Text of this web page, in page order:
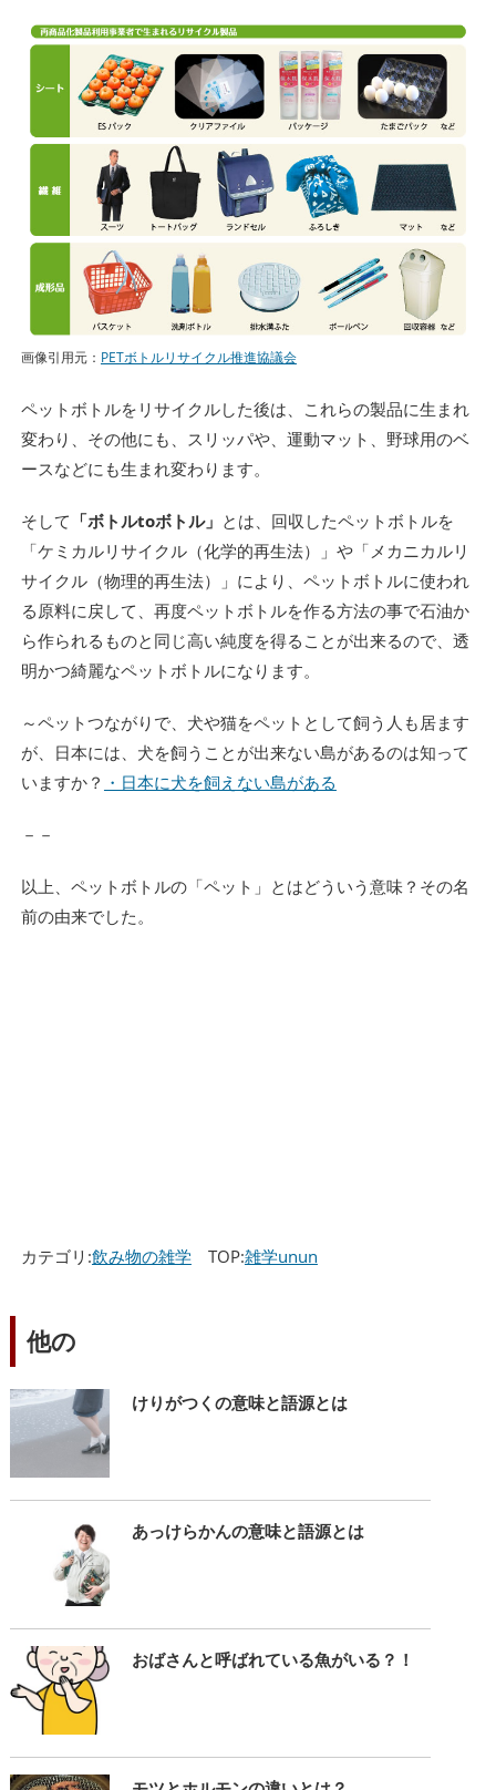
画像引用元： PETボトルリサイクル推進協議会
ペットボトルをリサイクルした後は、これらの製品に生まれ
変わり、その他にも、スリッパや、運動マット、野球用のベ
ースなどにも生まれ変わります。
そして 「ボトルtoボトル」 とは、回収したペットボトルを
「ケミカルリサイクル（化学的再生法）」や「メカニカルリ
サイクル（物理的再生法）」により、ペットボトルに使われ
る原料に戻して、再度ペットボトルを作る方法の事で石油か
ら作られるものと同じ高い純度を得ることが出来るので、透
明かつ綺麗なペットボトルになります。
～ペットつながりで、犬や猫をペットとして飼う人も居ます
が、日本には、犬を飼うことが出来ない島があるのは知って
いますか？ ・日本に犬を飼えない島がある
－－
以上、ペットボトルの「ペット」とはどういう意味？その名
前の由来でした。
カテゴリ:飲み物の雑学TOP:雑学unun
他の
けりがつくの意味と語源とは
あっけらかんの意味と語源とは
おばさんと呼ばれている魚がいる？！